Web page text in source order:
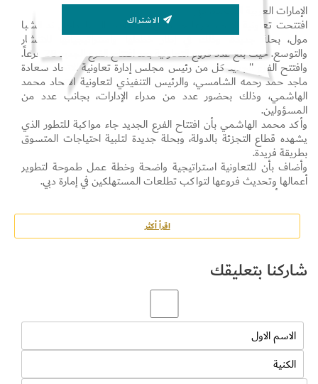
الإمارات العربية المتحدة، دبي:
افتتحت تعاونية الاتحاد فرعاً جديداً في منطقة ند الشبا، داخل ند الشبا
مول، بحلة جديدة، وذلك في إطار خططها واستراتيجياتها للانتشار
والتوسع. حيث بلغ عدد فروع التعاونية بعد افتتاح الفرع الجديد 28 فرعاً.
وافتتح الفرع الجديد كل من رئيس مجلس إدارة تعاونية الاتحاد سعادة
ماجد حمد رحمه الشامسي، والرئيس التنفيذي لتعاونية الاتحاد محمد
الهاشمي، وذلك بحضور عدد من مدراء الإدارات، بجانب عدد من
المسؤولين.
وأكد محمد الهاشمي بأن افتتاح الفرع الجديد جاء مواكبة للتطور الذي
يشهده قطاع التجزئة بالدولة، وبحلة جديدة لتلبية احتياجات المتسوق
بطريقة فريدة.
وأضاف بأن للتعاونية استراتيجية واضحة وخطة عمل طموحة لتطوير
أعمالها وتحديث فروعها لتواكب تطلعات المستهلكين في إمارة دبي.
ولفت بأنه مع افتتاح فرع ند الشبا الجديد يرتفع عدد فروع التعاونية إلى
28 فرعاً منتشرة في أنحاء إمارة دبي، مشيراً إلى أن الفرع الجديد روعي
خلال إنشائه وتصميمه تطبيق أفضل المعايير الهندسية والتصاميم
العالمية التي تتيح للمستهلكين تجربة تسوق جديدة وسلسة فريدة من
الأخرى.
اقرأ أكثر
شاركنا بتعليقك